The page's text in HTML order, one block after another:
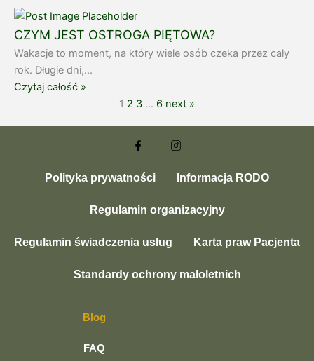
CZYM JEST OSTROGA PIĘTOWA?
Wakacje to moment, na który wiele osób czeka przez cały
rok. Długie dni,...
Czytaj całość »
1 2 3 … 6 next »
Polityka prywatności Informacja RODO
Regulamin organizacyjny
Regulamin świadczenia usług Karta praw Pacjenta
Standardy ochrony małoletnich
Blog
FAQ